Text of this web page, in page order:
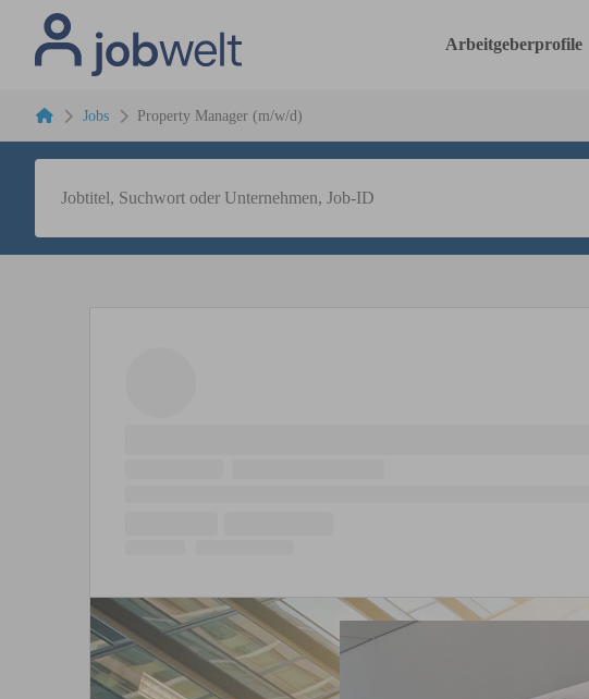
Arbeitgeberprofile
Jobs Property Manager (m/w/d)